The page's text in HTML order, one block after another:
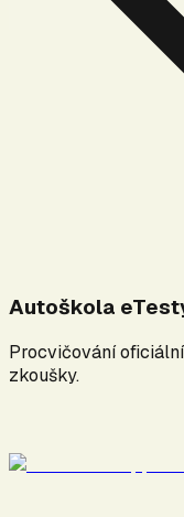
Autoškola
Procvičování
zkoušky.